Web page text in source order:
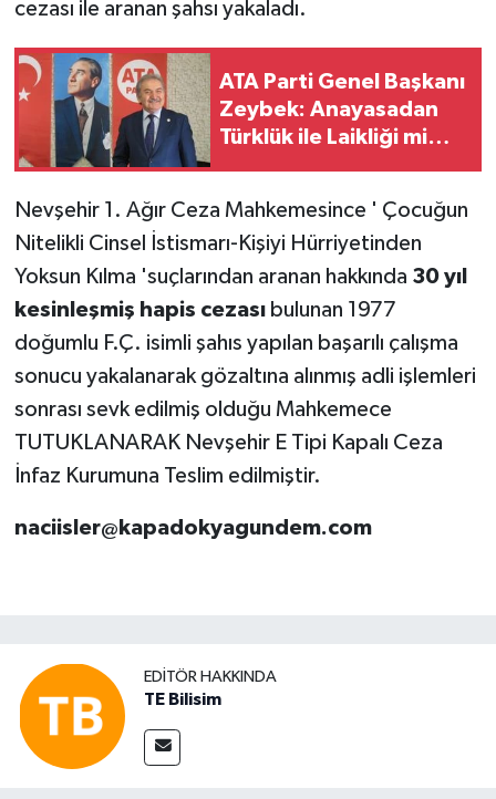
cezası ile aranan şahsı yakaladı.
ATA Parti Genel Başkanı
Zeybek: Anayasadan
Türklük ile Laikliği mi
Nevşehir 1. Ağır Ceza Mahkemesince ' Çocuğun
Nitelikli Cinsel İstismarı-Kişiyi Hürriyetinden
Yoksun Kılma 'suçlarından aranan hakkında 30 yıl
kesinleşmiş hapis cezasıbulunan 1977
doğumlu F.Ç. isimli şahıs yapılan başarılı çalışma
sonucu yakalanarak gözaltına alınmış adli işlemleri
sonrası sevk edilmiş olduğu Mahkemece
TUTUKLANARAK Nevşehir E Tipi Kapalı Ceza
İnfaz Kurumuna Teslim edilmiştir.
naciisler@kapadokyagundem.com
EDITÖR HAKKINDA
TE Bilisim